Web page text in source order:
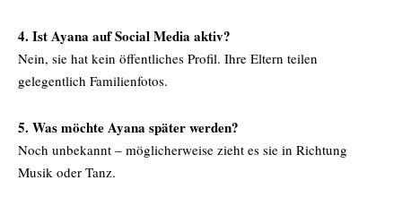
4. Ist Ayana auf Social Media aktiv?
Nein, sie hat kein öffentliches Profil. Ihre Eltern teilen
gelegentlich Familienfotos.
5. Was möchte Ayana später werden?
Noch unbekannt – möglicherweise zieht es sie in Richtung
Musik oder Tanz.